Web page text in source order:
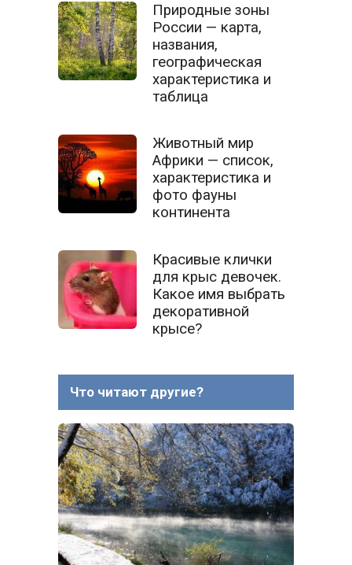
Природные зоны
России — карта,
названия,
географическая
характеристика и
таблица
Животный мир
Африки — список,
характеристика и
фото фауны
континента
Красивые клички
для крыс девочек.
Какое имя выбрать
декоративной
крысе?
Что читают другие?